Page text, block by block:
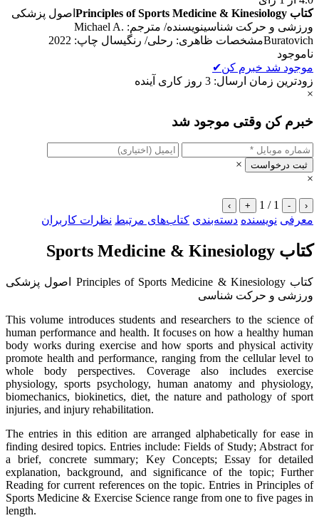
کتاب Principles of Sports Medicine & Kinesiology
اصول پزشکی
ورزشی و حرکت شناسینویسنده/ مترجم: Michael A.
Buratovichمشخصات ظاهری: رحلی/ رنگیسال چاپ: 2022
ناموجود
موجود شد خبرم کن✔
زودترین زمان ارسال: 3 روز کاری آینده
×
خبرم کن وقتی موجود شد
ثبت درخواست
×
×
‹
-
1 / 1
+
›
معرفی نویسنده دسته‌بندی کتاب‌های مرتبط نظرات کاربران
کتاب Sports Medicine & Kinesiology
کتاب Principles of Sports Medicine & Kinesiology اصول پزشکی
ورزشی و حرکت شناسی
This volume introduces students and researchers to the science of
human performance and health. It focuses on how a healthy human
body works during exercise and how sports and physical activity
promote health and performance, ranging from the cellular level to
whole body perspectives. Coverage also includes exercise
physiology, sports psychology, human anatomy and physiology,
biomechanics, biokinetics, diet, the nature and pathology of sport
injuries, and injury rehabilitation.
The entries in this edition are arranged alphabetically for ease in
finding desired topics. Entries include: Fields of Study; Abstract for
a brief, concrete summary; Key Concepts; Essay for detailed
explanation, background, and significance of the topic; Further
Reading for current references on the topic. Entries in Principles of
Sports Medicine & Exercise Science range from one to five pages in
length.